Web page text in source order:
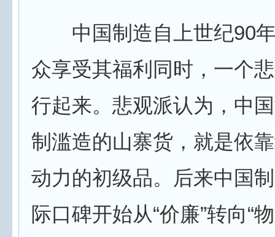
中国制造自上世纪90年
众享受其福利同时，一个
行起来。悲观派认为，中
制滥造的山寨货，就是依
动力的初级品。后来中国
际口碑开始从“价廉”转向“